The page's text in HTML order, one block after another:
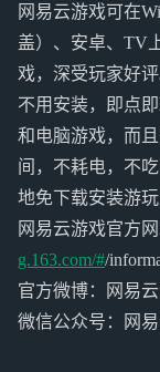
网易云游戏可在
盖）、安卓、TV
戏，深受玩家好
不用安装，即点
和电脑游戏，而
间，不耗电，不
地免下载安装游玩
网易云游戏官方网
g.163.com/#/
官方微博：网易
微信公众号：网